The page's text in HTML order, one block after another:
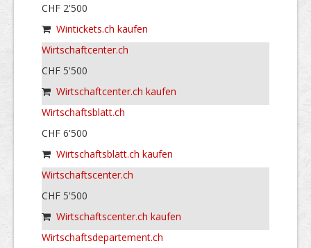
CHF 2'500
Wintickets.ch kaufen
Wirtschaftcenter.ch
CHF 5'500
Wirtschaftcenter.ch kaufen
Wirtschaftsblatt.ch
CHF 6'500
Wirtschaftsblatt.ch kaufen
Wirtschaftscenter.ch
CHF 5'500
Wirtschaftscenter.ch kaufen
Wirtschaftsdepartement.ch